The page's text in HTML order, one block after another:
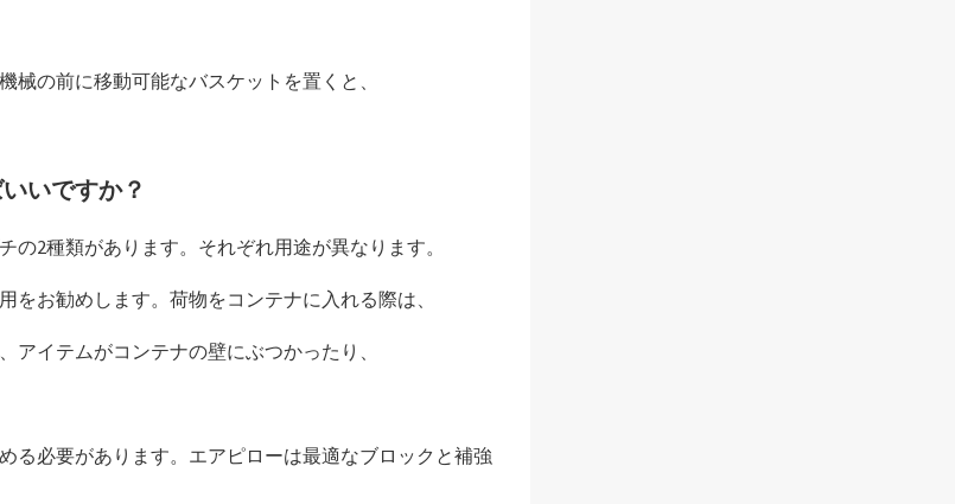
械の前に移動可能なバスケットを置くと、
いですか？
2種類があります。それぞれ用途が異なります。
をお勧めします。荷物をコンテナに入れる際は、
アイテムがコンテナの壁にぶつかったり、
る必要があります。エアピローは最適なブロックと補強